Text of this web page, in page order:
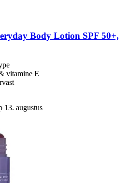
Body Lotion SPF 50+,
vitamine E
13. augustus